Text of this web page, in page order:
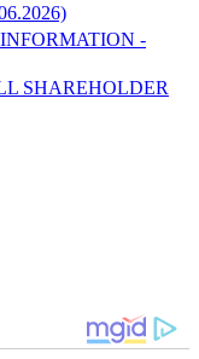
-
SHAREHOLDER